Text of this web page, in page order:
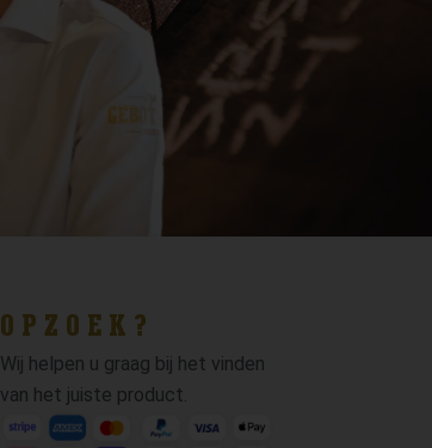
OPZOEK?
Wij helpen u graag bij het vinden
van het juiste product.